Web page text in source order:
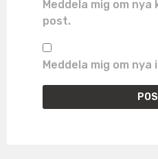
Meddela mig om
post.
Meddela mig om